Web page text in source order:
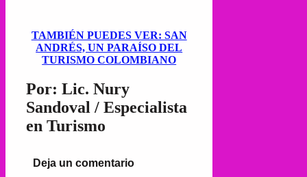
TAMBIÉN PUEDES VER: SAN
ANDRÉS, UN PARAÍSO DEL
TURISMO COLOMBIANO
Por: Lic. Nury
Sandoval / Especialista
en Turismo
Deja un comentario